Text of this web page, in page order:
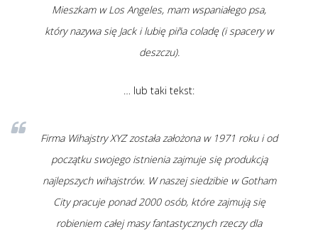
Mieszkam w Los Angeles, mam wspaniałego psa,
który nazywa się Jack i lubię piña coladę (i spacery w
deszczu).
… lub taki tekst:
Firma Wihajstry XYZ została założona w 1971 roku i od
początku swojego istnienia zajmuje się produkcją
najlepszych wihajstrów. W naszej siedzibie w Gotham
City pracuje ponad 2000 osób, które zajmują się
robieniem całej masy fantastycznych rzeczy dla